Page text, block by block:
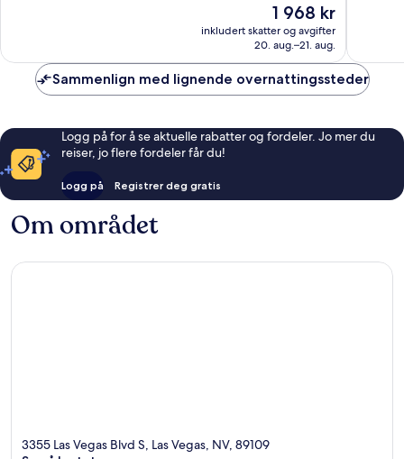
Prisen
er
1 968 kr
1 968 kr
inkludert skatter og avgifter
20. aug.–21. aug.
Sammenlign med lignende overnattingssteder
Logg på for å se aktuelle rabatter og fordeler. Jo mer du
reiser, jo flere fordeler får du!
Logg på Registrer deg gratis
Om området
3355 Las Vegas Blvd S, Las Vegas, NV, 89109